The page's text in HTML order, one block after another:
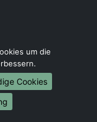
um die
Cookies